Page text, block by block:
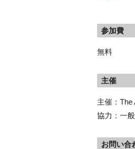
参加費
無料
主催
主催：The
協力：一
お問い合